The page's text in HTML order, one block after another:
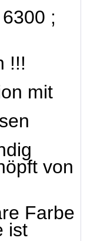
;
!!!
mit
von
Farbe
ist